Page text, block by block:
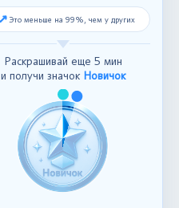
Это меньше на 99%, чем у других
Раскрашивай еще 5 мин
и получи значок Новичок